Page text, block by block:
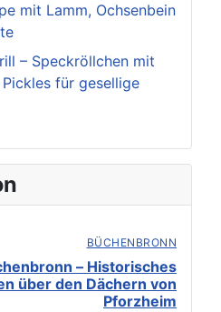
mit Lamm, Ochsenbein
– Speckröllchen mit
für gesellige
BÜCHENBRONN
– Historisches
über den Dächern von
Pforzheim